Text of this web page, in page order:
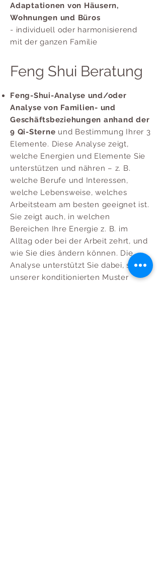
Adaptationen von Häusern,
Wohnungen und Büros
- individuell oder harmonisierend
mit der ganzen Familie
Feng Shui Beratung
Feng-Shui-Analyse und/oder
Analyse von Familien- und
Geschäftsbeziehungen anhand der
9 Qi-Sterne und Bestimmung Ihrer 3
Elemente. Diese Analyse zeigt,
welche Energien und Elemente Sie
unterstützen und nähren – z. B.
welche Berufe und Interessen,
welche Lebensweise, welches
Arbeitsteam am besten geeignet ist.
Sie zeigt auch, in welchen
Bereichen Ihre Energie z. B. im
Alltag oder bei der Arbeit zehrt, und
wie Sie dies ändern können. Die
Analyse unterstützt Sie dabei, sich
unserer konditionierten Muster